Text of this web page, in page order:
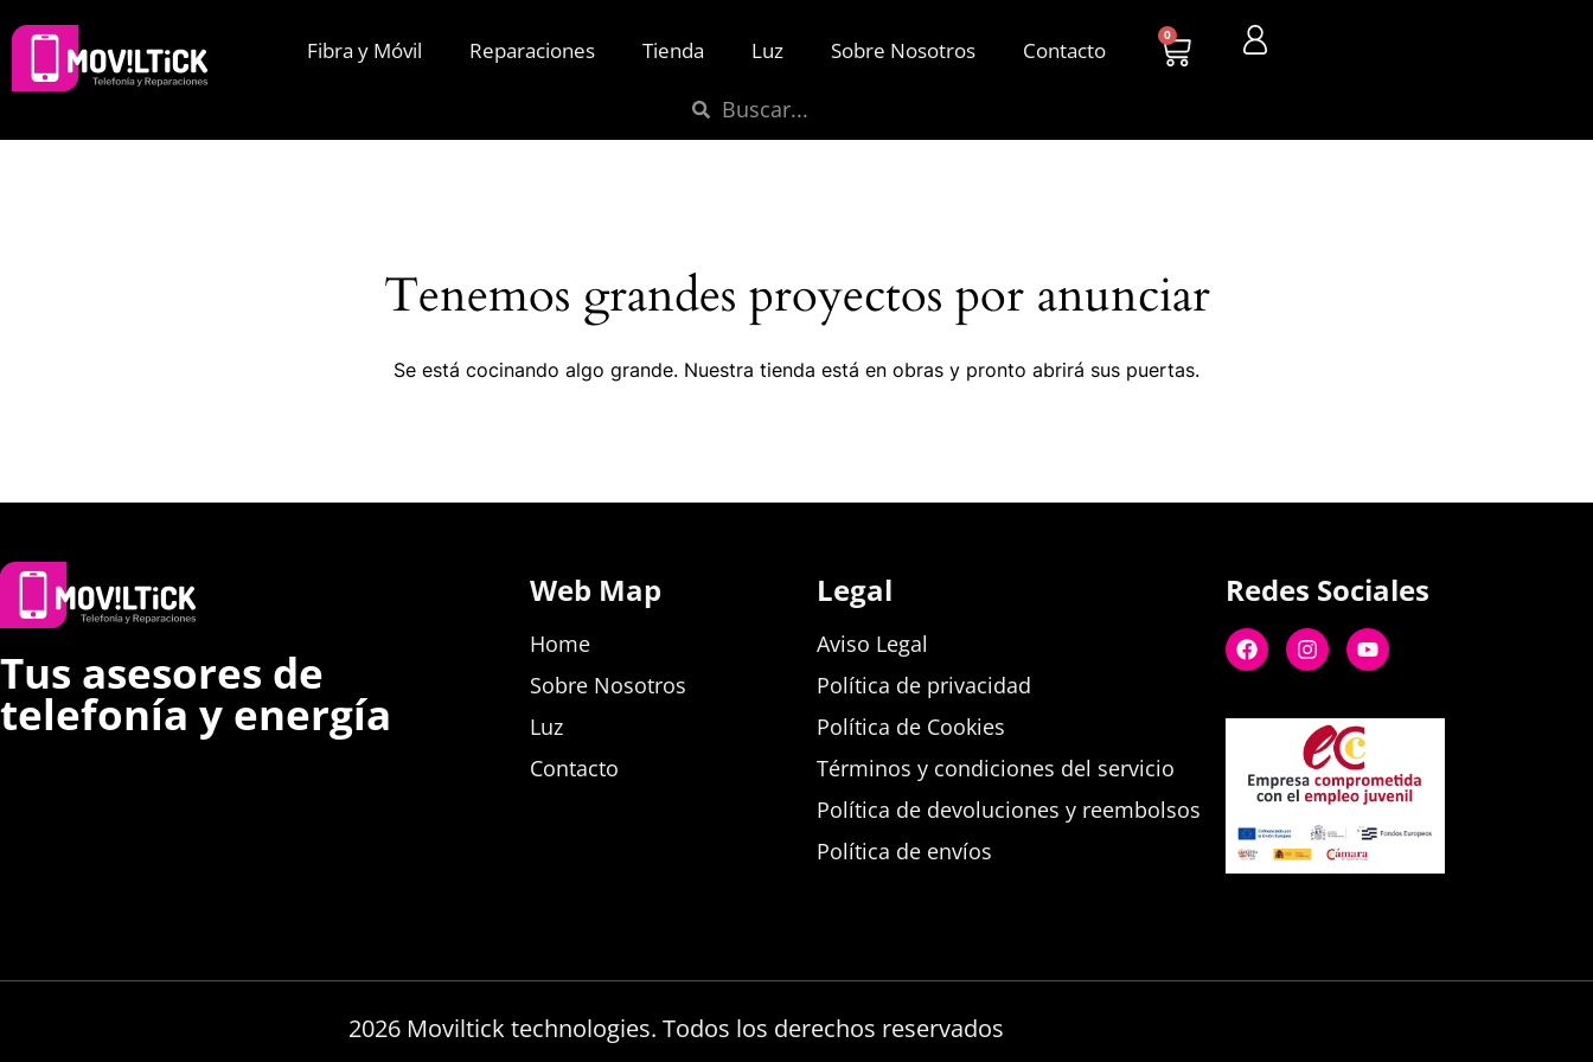
Fibra y Móvil Reparaciones Tienda Luz Sobre Nosotros Contacto
0
Tenemos grandes proyectos por anunciar
Se está cocinando algo grande. Nuestra tienda está en obras y pronto abrirá sus puertas.
Tus asesores de
telefonía y energía
Web Map
Home
Sobre Nosotros
Luz
Contacto
Legal
Aviso Legal
Política de privacidad
Política de Cookies
Términos y condiciones del servicio
Política de devoluciones y reembolsos
Política de envíos
Redes Sociales
2026 Moviltick technologies. Todos los derechos reservados